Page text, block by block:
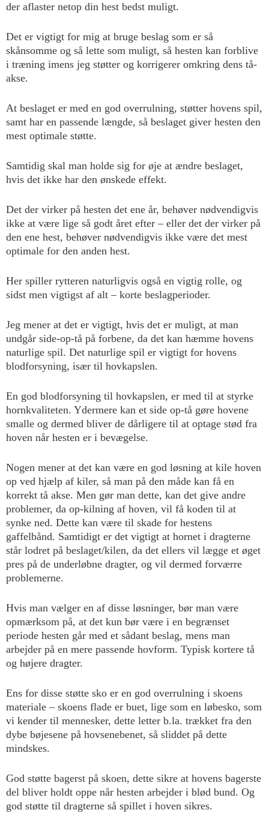
der aflaster netop din hest bedst muligt.
Det er vigtigt for mig at bruge beslag som er så
skånsomme og så lette som muligt, så hesten kan forblive
i træning imens jeg støtter og korrigerer omkring dens tå-
akse.
At beslaget er med en god overrulning, støtter hovens spil,
samt har en passende længde, så beslaget giver hesten den
mest optimale støtte.
Samtidig skal man holde sig for øje at ændre beslaget,
hvis det ikke har den ønskede effekt.
Det der virker på hesten det ene år, behøver nødvendigvis
ikke at være lige så godt året efter – eller det der virker på
den ene hest, behøver nødvendigvis ikke være det mest
optimale for den anden hest.
Her spiller rytteren naturligvis også en vigtig rolle, og
sidst men vigtigst af alt – korte beslagperioder.
Jeg mener at det er vigtigt, hvis det er muligt, at man
undgår side-op-tå på forbene, da det kan hæmme hovens
naturlige spil. Det naturlige spil er vigtigt for hovens
blodforsyning, især til hovkapslen.
En god blodforsyning til hovkapslen, er med til at styrke
hornkvaliteten. Ydermere kan et side op-tå gøre hovene
smalle og dermed bliver de dårligere til at optage stød fra
hoven når hesten er i bevægelse.
Nogen mener at det kan være en god løsning at kile hoven
op ved hjælp af kiler, så man på den måde kan få en
korrekt tå akse. Men gør man dette, kan det give andre
problemer, da op-kilning af hoven, vil få koden til at
synke ned. Dette kan være til skade for hestens
gaffelbånd. Samtidigt er det vigtigt at hornet i dragterne
står lodret på beslaget/kilen, da det ellers vil lægge et øget
pres på de underløbne dragter, og vil dermed forværre
problemerne.
Hvis man vælger en af disse løsninger, bør man være
opmærksom på, at det kun bør være i en begrænset
periode hesten går med et sådant beslag, mens man
arbejder på en mere passende hovform. Typisk kortere tå
og højere dragter.
Ens for disse støtte sko er en god overrulning i skoens
materiale – skoens flade er buet, lige som en løbesko, som
vi kender til mennesker, dette letter b.la. trækket fra den
dybe bøjesene på hovsenebenet, så sliddet på dette
mindskes.
God støtte bagerst på skoen, dette sikre at hovens bagerste
del bliver holdt oppe når hesten arbejder i blød bund. Og
god støtte til dragterne så spillet i hoven sikres.